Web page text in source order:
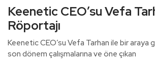
Keenetic CEO’su Vefa
Röportajı
Keenetic CEO’su Vefa Tarhan ile bir araya
son dönem çalışmalarına ve öne çıkan